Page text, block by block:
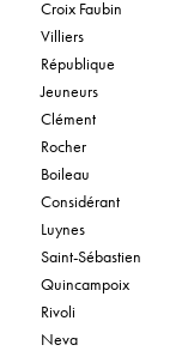
Croix Faubin
Villiers
République
Jeuneurs
Clément
Rocher
Boileau
Considérant
Luynes
Saint-Sébastien
Quincampoix
Rivoli
Neva